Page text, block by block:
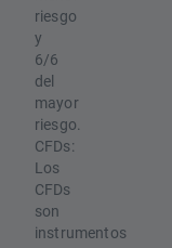
riesgo
y
6/6
del
mayor
riesgo.
CFDs:
Los
CFDs
son
instrumentos